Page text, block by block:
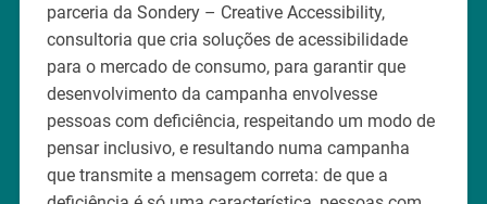
parceria da Sondery – Creative Accessibility,
consultoria que cria soluções de acessibilidade
para o mercado de consumo, para garantir que
desenvolvimento da campanha envolvesse
pessoas com deficiência, respeitando um modo de
pensar inclusivo, e resultando numa campanha
que transmite a mensagem correta: de que a